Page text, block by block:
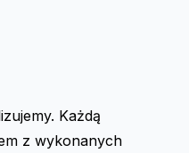
Każdą
z wykonanych